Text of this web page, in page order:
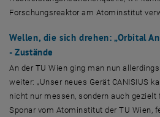
Forschungsreaktor am Atominstitut
Wellen, die sich drehen: „Orbital
- Zustände
An der TU Wien ging man nun
weiter: „Unser neues Gerät CANISIUS
nicht nur messen, sondern auch gezielt
Sponar vom Atominstitut der TU Wien,